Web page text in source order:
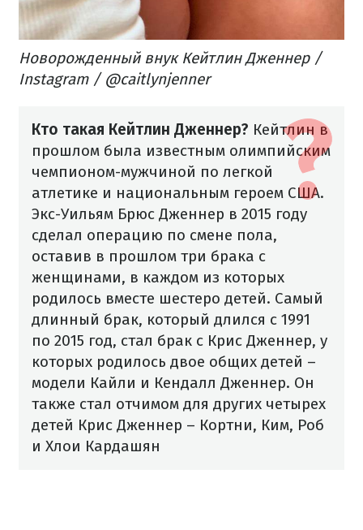
Новорожденный внук Кейтлин Дженнер​ /
Instagram / @caitlynjenner
Кто такая Кейтлин Дженнер? Кейтлин в
прошлом была известным олимпийским
чемпионом-мужчиной по легкой
атлетике и национальным героем США.
Экс-Уильям Брюс Дженнер в 2015 году
сделал операцию по смене пола,
оставив в прошлом три брака с
женщинами, в каждом из которых
родилось вместе шестеро детей. Самый
длинный брак, который длился с 1991
по 2015 год, стал брак с Крис Дженнер, у
которых родилось двое общих детей –
модели Кайли и Кендалл Дженнер. Он
также стал отчимом для других четырех
детей Крис Дженнер – Кортни, Ким, Роб
и Хлои Кардашян